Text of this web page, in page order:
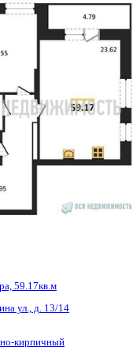
41.96кв.м
60-летия СССР, д. 10а
отделка